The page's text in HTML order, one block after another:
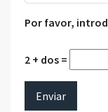
Por favor,
2 + dos =